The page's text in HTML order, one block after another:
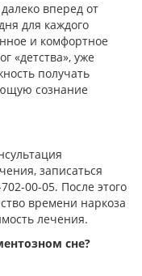
вперед от
для каждого
и комфортное
«детства», уже
получать
сознание
записаться
00-05. После этого
времени наркоза
лечения.
сне?